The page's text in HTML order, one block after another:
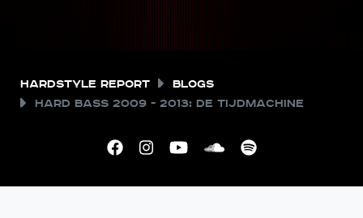
Hardstyle Report
Blogs
Hard Bass 2009 - 2013: De Tijdmachine